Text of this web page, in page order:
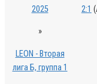
2025
»
LEON - Вторая
лига Б, группа 1
2:1